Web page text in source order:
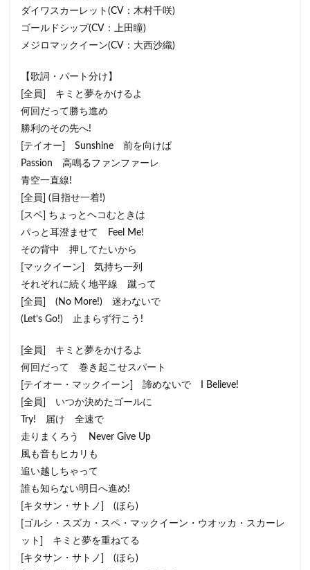
ダイワスカーレット(CV：木村千咲)
ゴールドシップ(CV：上田瞳)
メジロマックイーン(CV：大西沙織)
【歌詞・パート分け】
[全員] キミと夢をかけるよ
何回だって勝ち進め
勝利のその先へ!
[テイオー] Sunshine 前を向けば
Passion 高鳴るファンファーレ
青空一直線!
[全員] (目指せ一着!)
[スペ] ちょっとヘコむときは
パっと耳澄ませて Feel Me!
その背中 押してたいから
[マックイーン] 気持ち一列
それぞれに続く地平線 蹴って
[全員] (No More!) 迷わないで
(Let’s Go!) 止まらず行こう!
[全員] キミと夢をかけるよ
何回だって 巻き起こせスパート
[テイオー・マックイーン] 諦めないで I Believe!
[全員] いつか決めたゴールに
Try! 届け 全速で
走りまくろう Never Give Up
風も音もヒカリも
追い越しちゃって
誰も知らない明日へ進め!
[キタサン・サトノ] (ほら)
[ゴルシ・スズカ・スペ・マックイーン・ウオッカ・スカーレ
ット] キミと夢を重ねてる
[キタサン・サトノ] (ほら)